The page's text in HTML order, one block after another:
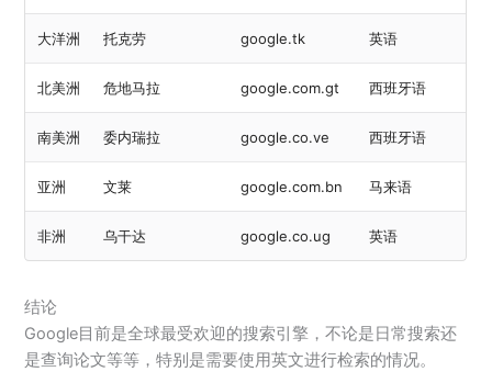
大洋洲 托克劳 google.tk 英语
北美洲 危地马拉 google.com.gt 西班牙语
南美洲 委内瑞拉 google.co.ve 西班牙语
亚洲 文莱 google.com.bn 马来语
非洲 乌干达 google.co.ug 英语
结论
Google目前是全球最受欢迎的搜索引擎，不论是日常搜索还
是查询论文等等，特别是需要使用英文进行检索的情况。